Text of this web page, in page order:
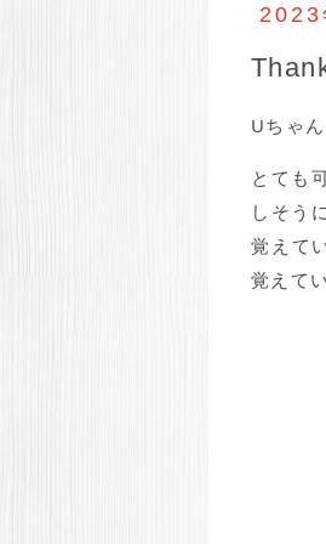
2023
Uちゃ
とても
しそう
覚えて
覚えて